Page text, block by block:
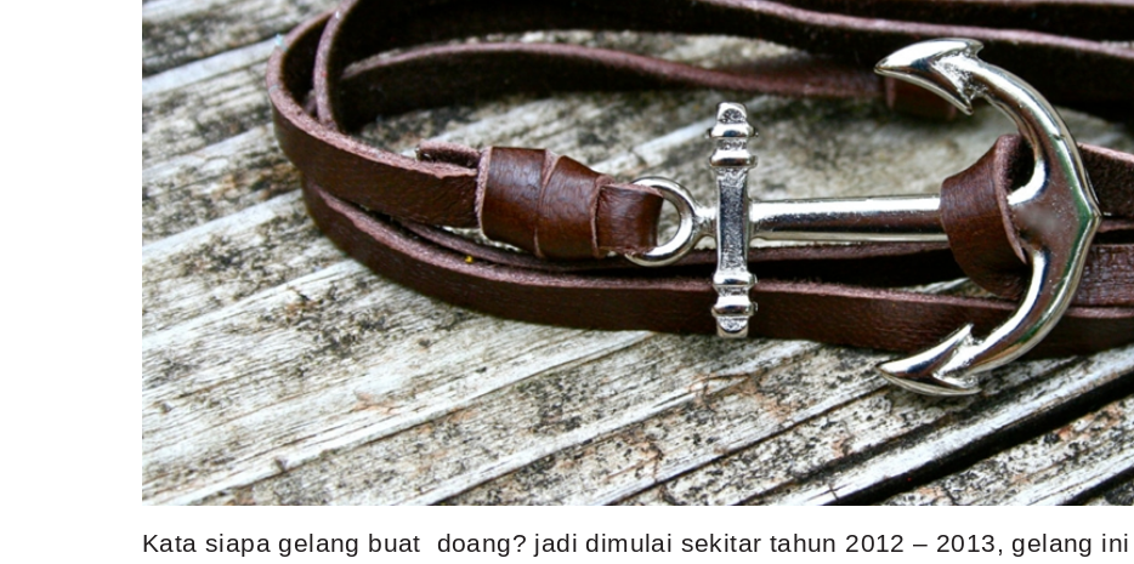
Kata siapa gelang buat doang? jadi dimulai sekitar tahun 2012 – 2013, gelang